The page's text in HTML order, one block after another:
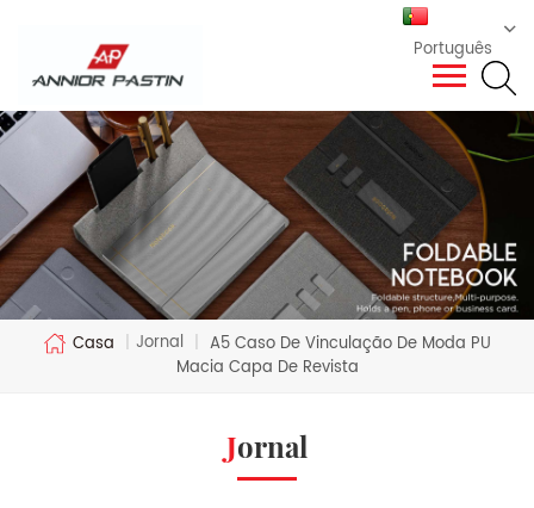
Português
Casa | Jornal | A5 Caso De Vinculação De Moda PU
Macia Capa De Revista
Jornal